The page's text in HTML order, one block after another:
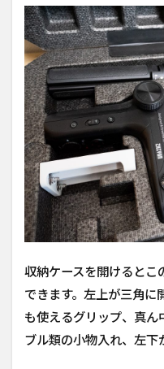
収納ケースを開けるとこ
できます。左上が三角に
も使えるグリップ、真ん
ブル類の小物入れ、左下